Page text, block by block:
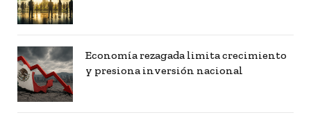
Economía rezagada limita crecimiento
y presiona inversión nacional